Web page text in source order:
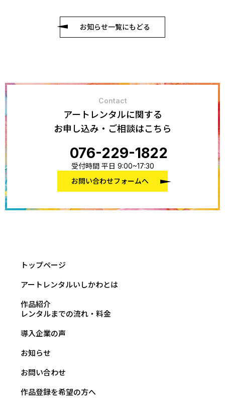
お知らせ一覧にもどる
Contact
アートレンタルに関する
お申し込み・ご相談はこちら
076-229-1822
受付時間 平日 9:00~17:30
お問い合わせフォームへ
トップページ
アートレンタルいしかわとは
作品紹介
レンタルまでの流れ・料金
導入企業の声
お知らせ
お問い合わせ
作品登録を希望の方へ